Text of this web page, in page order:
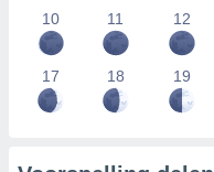
10 11 12
17 18 19